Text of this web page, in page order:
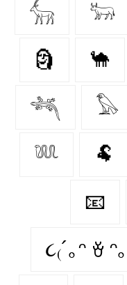
𓃲 𓃽
🗿 🐪
𓆈 𓅃
𓆚 🐏
📧
૮₍´｡ᵔ ꈊ ᵔ